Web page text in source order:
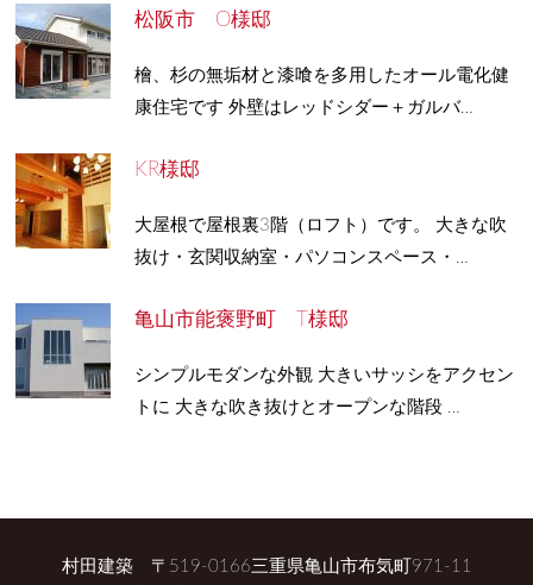
松阪市 O様邸
檜、杉の無垢材と漆喰を多用したオール電化健
康住宅です 外壁はレッドシダー＋ガルバ…
KR様邸
大屋根で屋根裏3階（ロフト）です。 大きな吹
抜け・玄関収納室・パソコンスペース・…
亀山市能褒野町 T様邸
シンプルモダンな外観 大きいサッシをアクセン
トに 大きな吹き抜けとオープンな階段 …
村田建築 〒519-0166三重県亀山市布気町971-11